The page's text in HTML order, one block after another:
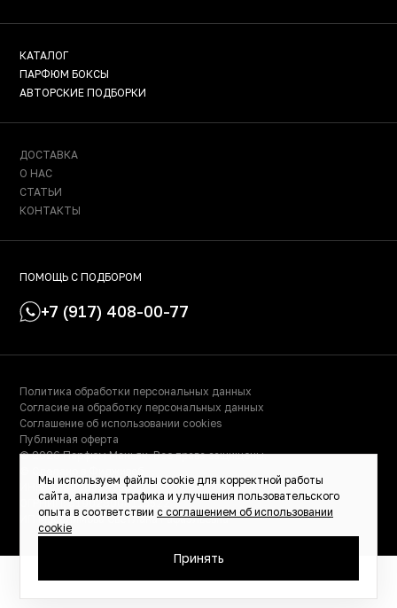
КАТАЛОГ
ПАРФЮМ БОКСЫ
АВТОРСКИЕ ПОДБОРКИ
ДОСТАВКА
О НАС
СТАТЬИ
КОНТАКТЫ
ПОМОЩЬ С ПОДБОРОМ
+7 (917) 408-00-77
Политика обработки персональных данных
Согласие на обработку персональных данных
Соглашение об использовании cookies
Публичная оферта
© 2026 Парфюм Маньяк. Все права защищены.
ИНН: 023000504158
ОГРНИП: 319028000115522
ИП Масалимова Светлана Рафаэльевна
Мы используем файлы cookie для корректной работы
сайта, анализа трафика и улучшения пользовательского
опыта в соответствии с соглашением об использовании
cookie
Принять